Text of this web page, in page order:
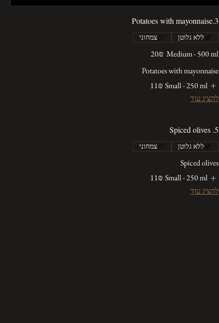
3.Potatoes with mayonnaise
Medium - 500 ml
‏20 ‏₪
ללא גלוטן צמחוני
Potatoes with mayonnaise
Small - 250 ml
‏11 ‏₪
להציג עוד
5. Spiced olives
ללא גלוטן צמחוני
Spiced olives
Small - 250 ml
‏11 ‏₪
להציג עוד